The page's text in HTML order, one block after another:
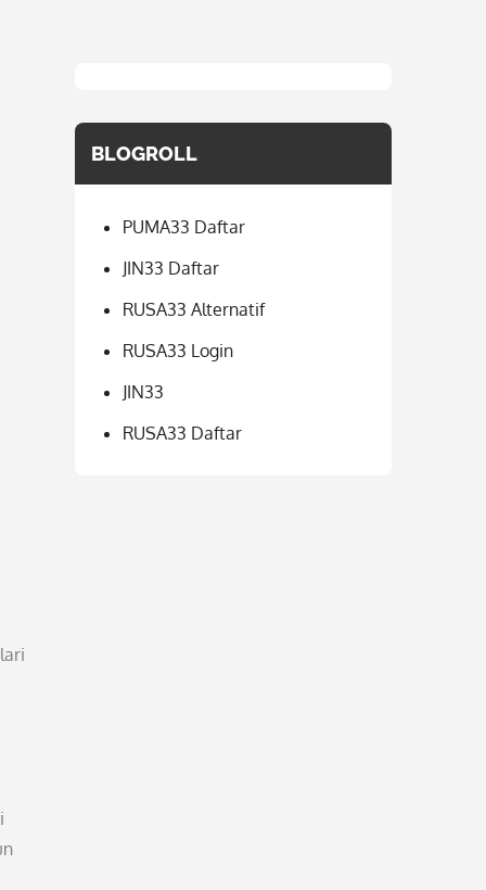
BLOGROLL
PUMA33 Daftar
JIN33 Daftar
RUSA33 Alternatif
RUSA33 Login
JIN33
RUSA33 Daftar